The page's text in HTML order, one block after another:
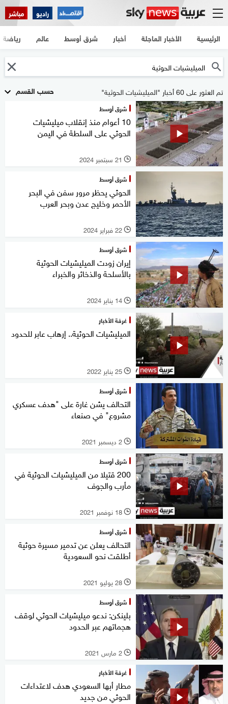
راديو مباشر
الرئيسية الأخبار العاجلة أخبار شرق أوسط عالم رياضة
حسب القسم تم العثور على 60 أخبار "الميليشيات الحوثية"
شرق أوسط
10 أعوام منذ إنقلاب ميليشيات
الحوثي على السلطة في اليمن
l 21 سبتمبر 2024
شرق أوسط
الحوثي يحظر مرور سفن في البحر
الأحمر وخليج عدن وبحر العرب
l 22 فبراير 2024
شرق أوسط
إيران زودت الميليشيات الحوثية
بالأسلحة والذخائر والخبراء
l 14 يناير 2024
غرفة الأخبار
الميليشيات الحوثية.. إرهاب عابر للحدود
l 25 يناير 2022
شرق أوسط
التحالف يشن غارة على "هدف عسكري
مشروع" في صنعاء
l 2 ديسمبر 2021
شرق أوسط
200 قتيلا من الميليشيات الحوثية في
مأرب والجوف
l 18 نوفمبر 2021
شرق أوسط
التحالف يعلن عن تدمير مسيرة حوثية
أطلقت نحو السعودية
l 28 يوليو 2021
شرق أوسط
بلينكن: ندعو ميليشيات الحوثي لوقف
هجماتهم عبر الحدود
l 2 مارس 2021
غرفة الأخبار
مطار أبها السعودي هدف لاعتداءات
الحوثي من جديد